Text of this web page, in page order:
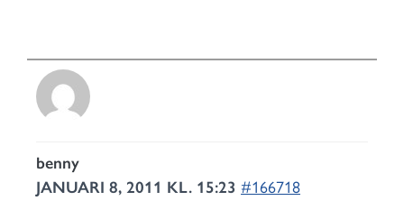
benny
JANUARI 8, 2011 KL. 15:23 #166718